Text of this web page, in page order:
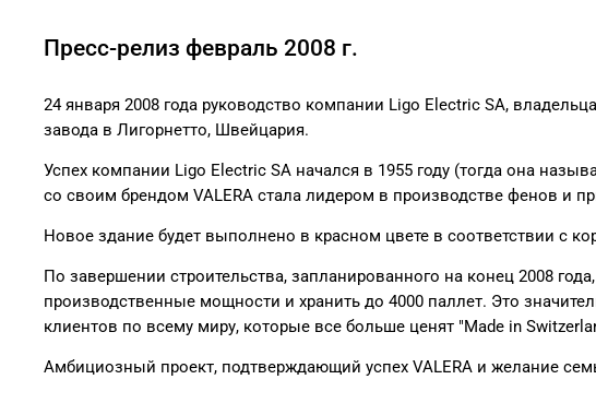
Пресс-релиз февраль 2008 г.
24 января 2008 года руководство компании Ligo Electric SA,
завода в Лигорнетто, Швейцария.
Успех компании Ligo Electric SA начался в 1955 году (тогда она
со своим брендом VALERA стала лидером в производстве фенов и
Новое здание будет выполнено в красном цвете в соответствии с
По завершении строительства, запланированного на конец 2008
производственные мощности и хранить до 4000 паллет. Это
клиентов по всему миру, которые все больше ценят "Made in
Амбициозный проект, подтверждающий успех VALERA и желание